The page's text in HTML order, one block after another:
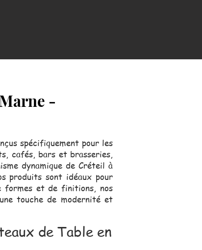
-
spécifiquement pour les
cafés, bars et brasseries,
dynamique de Créteil à
produits sont idéaux pour
formes et de finitions, nos
touche de modernité et
de Table en